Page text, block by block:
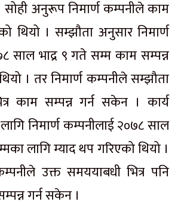
सोही अनुरूप निमार्ण कम्पनीले काम
थियो । सम्झौता अनुसार निमार्ण
साल भाद्र ९ गते सम्म काम सम्पन्न
। तर निमार्ण कम्पनीले सम्झौता
काम सम्पन्न गर्न सकेन । कार्य
निमार्ण कम्पनीलाई २०७८ साल
लागि म्याद थप गरिएको थियो ।
उक्त समययाबधी भित्र पनि
गर्न सकेन ।